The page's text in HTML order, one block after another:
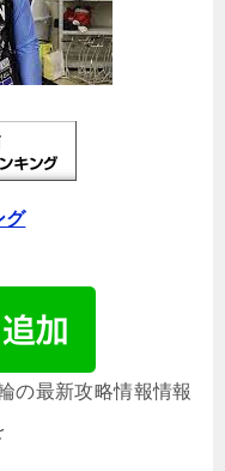
グ
の最新攻略情報情報